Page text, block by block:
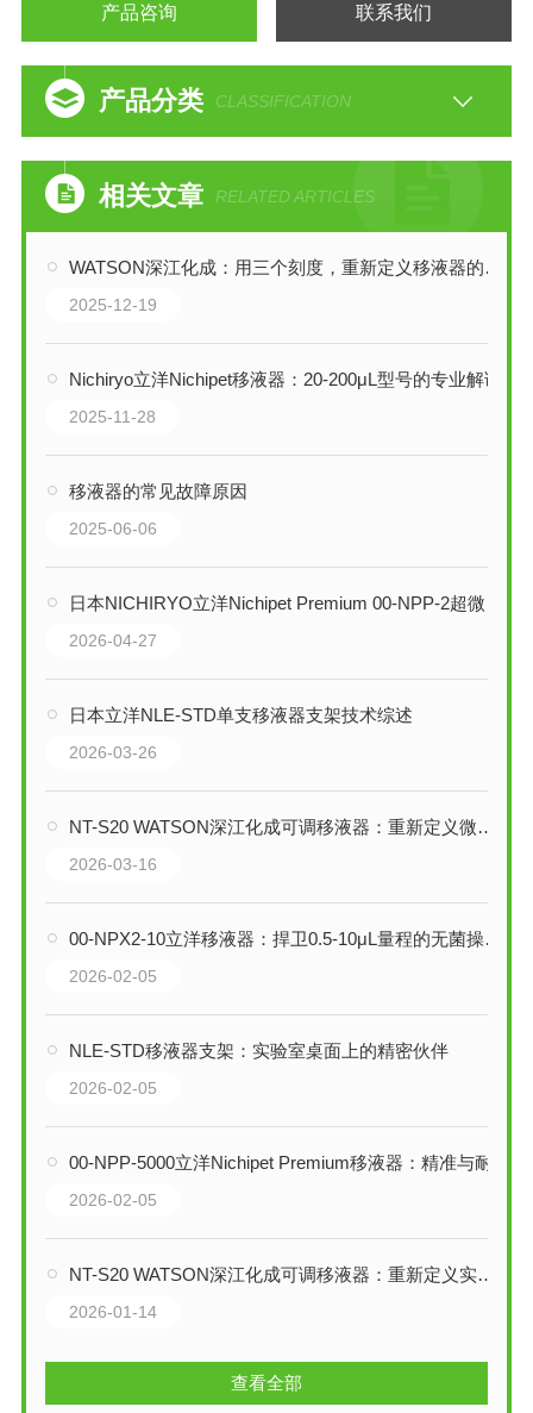
产品咨询 联系我们
产品分类 CLASSIFICATION
相关文章 RELATED ARTICLES
WATSON深江化成：用三个刻度，重新定义移液器的效率革命
2025-12-19
Nichiryo立洋Nichipet移液器：20-200μL型号的专业解读
2025-11-28
移液器的常见故障原因
2025-06-06
日本NICHIRYO立洋Nichipet Premium 00-NPP-2超微量移液器技术全解析
2026-04-27
日本立洋NLE-STD单支移液器支架技术综述
2026-03-26
NT-S20 WATSON深江化成可调移液器：重新定义微量移液的精准度与舒适性
2026-03-16
00-NPX2-10立洋移液器：捍卫0.5-10μL量程的无菌操作与精准防线
2026-02-05
NLE-STD移液器支架：实验室桌面上的精密伙伴
2026-02-05
00-NPP-5000立洋Nichipet Premium移液器：精准与耐用的实验室基石
2026-02-05
NT-S20 WATSON深江化成可调移液器：重新定义实验室的精准度与舒适性
2026-01-14
查看全部